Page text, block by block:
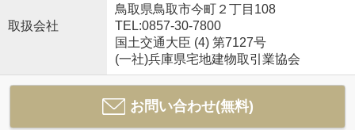
取扱会社
鳥取県鳥取市今町２丁目108
TEL:0857-30-7800
国土交通大臣 (4) 第7127号
(一社)兵庫県宅地建物取引業協会
お問い合わせ(無料)